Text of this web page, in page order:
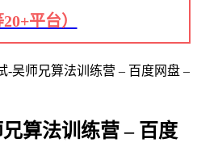
平台）
-吴师兄算法训练营 – 百度网盘 –
算法训练营 – 百度